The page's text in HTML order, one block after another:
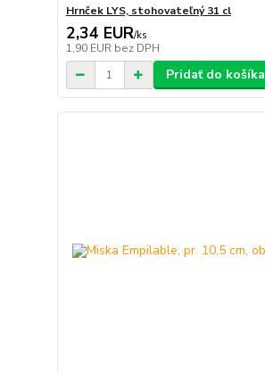
Hrnček LYS, stohovateľný 31 cl
2,34 EUR/ks
1,90 EUR bez DPH
Pridať do košíka